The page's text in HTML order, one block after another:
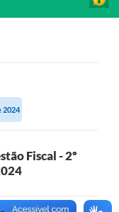
2024
Fiscal - 2º